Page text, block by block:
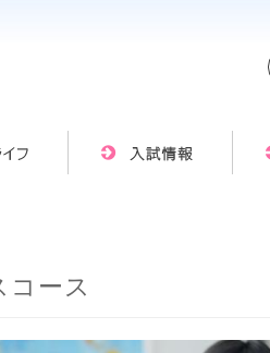
コース